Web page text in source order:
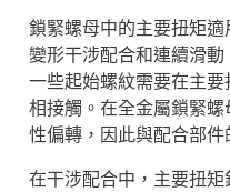
鎖緊螺母中的主要扭矩
變形干涉配合和連續滑
一些起始螺紋需要在主
相接觸。在全金屬鎖緊
性偏轉，因此與配合部
在干涉配合中，主要扭